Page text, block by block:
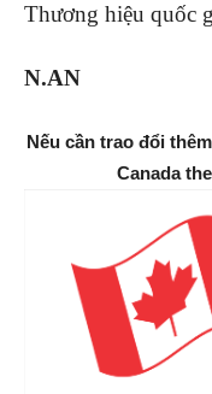
Thương hiệu quốc
N.AN
Nếu cần trao đổi
Canada